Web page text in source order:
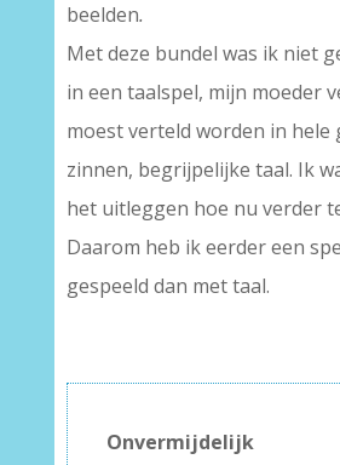
beelden.
Met deze bundel was ik niet
in een taalspel, mijn moeder
moest verteld worden in hele
zinnen, begrijpelijke taal. Ik
het uitleggen hoe nu verder
Daarom heb ik eerder een
gespeeld dan met taal.
Onvermijdelijk